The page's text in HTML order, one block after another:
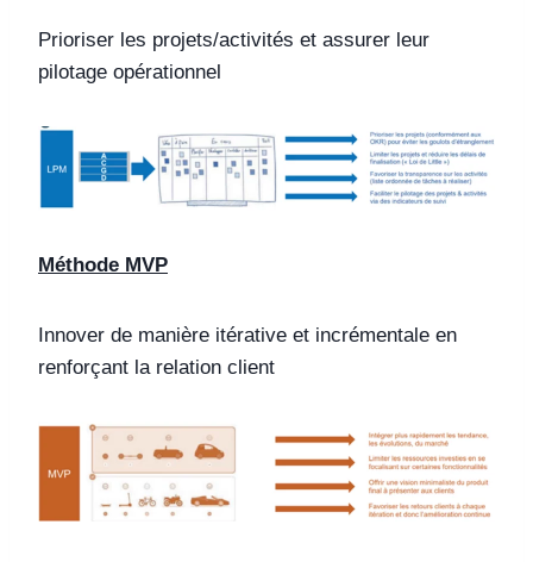
Prioriser les projets/activités et assurer leur
pilotage opérationnel
Méthode MVP
Innover de manière itérative et incrémentale en
renforçant la relation client